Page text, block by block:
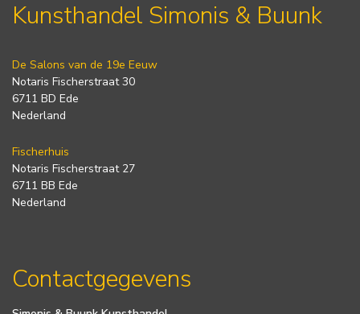
Kunsthandel Simonis & Buunk
De Salons van de 19e Eeuw
Notaris Fischerstraat 30
6711 BD Ede
Nederland
Fischerhuis
Notaris Fischerstraat 27
6711 BB Ede
Nederland
Contactgegevens